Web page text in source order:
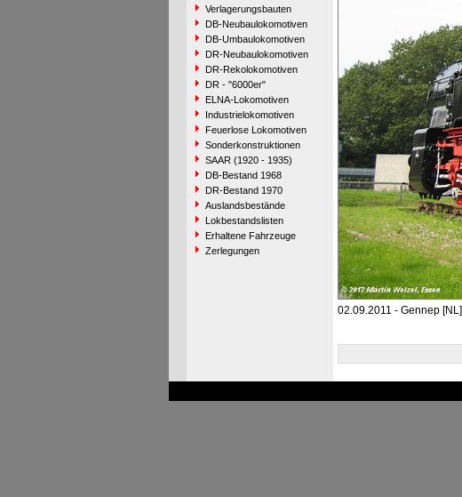
Verlagerungsbauten
DB-Neubaulokomotiven
DB-Umbaulokomotiven
DR-Neubaulokomotiven
DR-Rekolokomotiven
DR - "6000er"
ELNA-Lokomotiven
Industrielokomotiven
Feuerlose Lokomotiven
Sonderkonstruktionen
SAAR (1920 - 1935)
DB-Bestand 1968
DR-Bestand 1970
Auslandsbestände
Lokbestandslisten
Erhaltene Fahrzeuge
Zerlegungen
02.09.2011 - Gennep [NL]